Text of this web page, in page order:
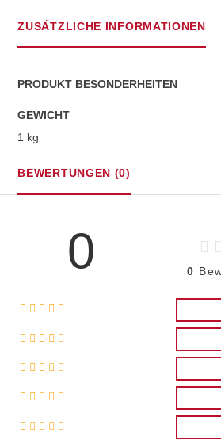
ZUSÄTZLICHE INFORMATIONEN
PRODUKT BESONDERHEITEN
GEWICHT
1 kg
BEWERTUNGEN (0)
0 0